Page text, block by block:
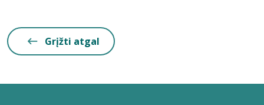
Grįžti atgal